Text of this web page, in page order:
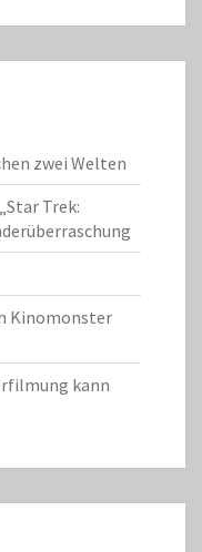
zwei Welten
Trek:
Kinomonster
kann